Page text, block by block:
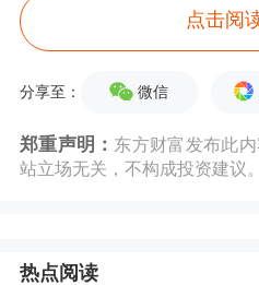
疫病影响有限
今年以来，市场关
呼吸道等疾病导致
年冬季生猪疫病较
点击阅
分享至： 微信
郑重声明： 东方财富发布此
站立场无关，不构成投资建议
热点阅读